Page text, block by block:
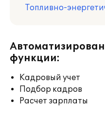
Топливно-
функции:
Кадровый учет
Подбор кадров
Расчет зарплаты